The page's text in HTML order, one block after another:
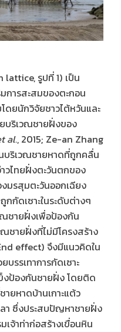
lattice, รูปที่ 1) เป็น
การสะสมของตะกอน
ดยนักวิจัยชาวไต้หวันและ
บริเวณชายฝั่งของ
al., 2015; Ze-an Zhang
บริเวณชายหาดที่ถูกคลื่น
าวไทยฝั่งตะวันตกของ
งมรสุมตะวันออกเฉียง
กกัดเซาะในระดับต่างๆ
ณชายฝั่งเพื่อป้องกัน
ชายฝั่งที่ไม่มีโครงสร้าง
effect) จึงมีแนวคิดใน
บรรเทาการกัดเซาะ
งป้องกันชายฝั่ง โดยติด
ยหาดบ้านเกาะแต้ว
า ซึ่งประสบปัญหาชายฝั่ง
เจ้าท่าก่อสร้างเขื่อนหิน